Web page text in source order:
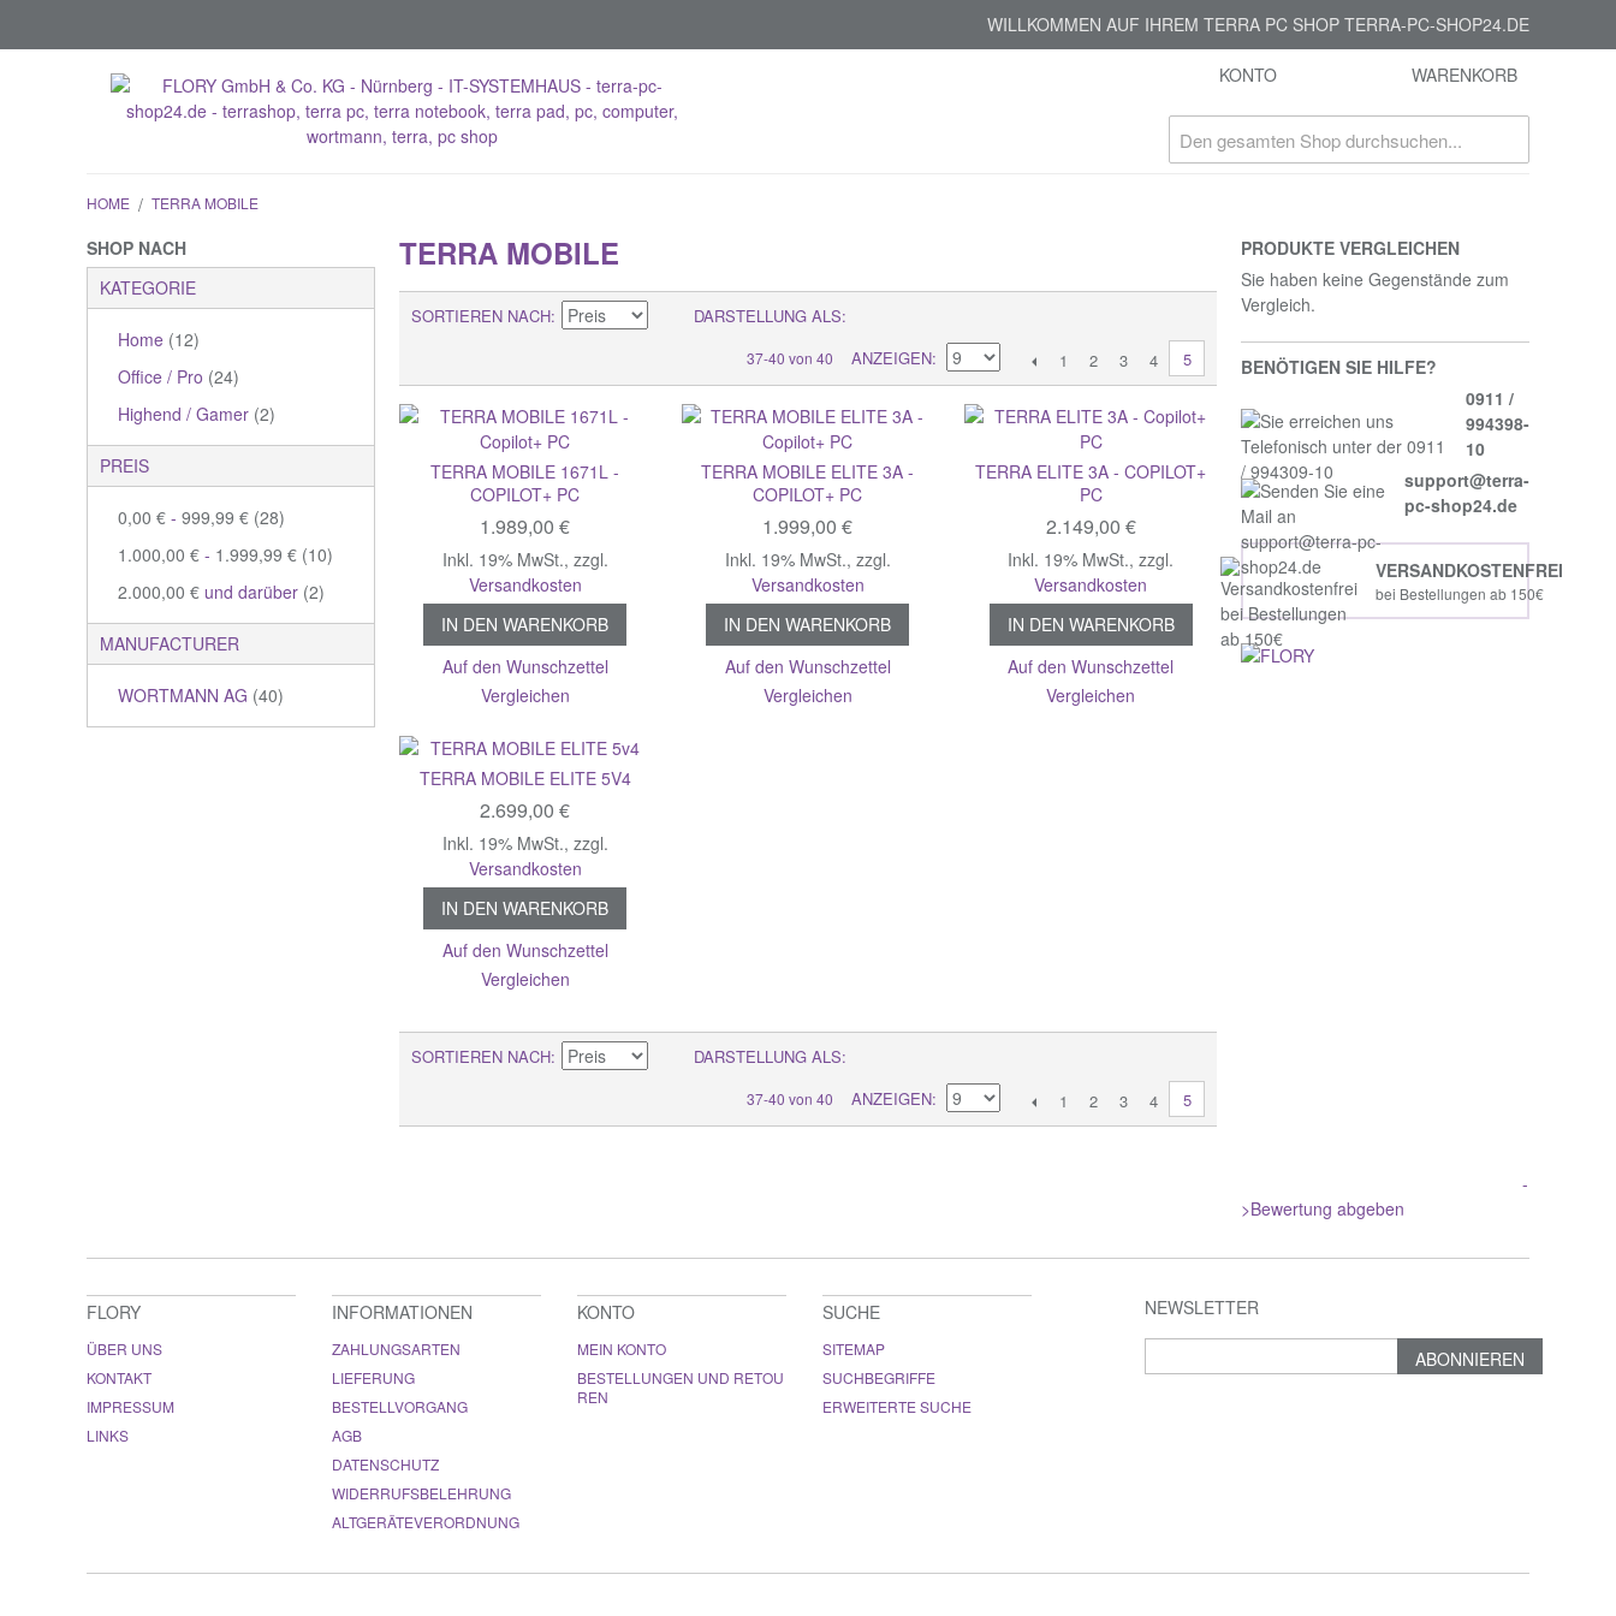
WILLKOMMEN AUF IHREM TERRA PC SHOP TERRA-PC-SHOP24.DE
KONTO WARENKORB
HOME / TERRA MOBILE
SHOP NACH
KATEGORIE
Home (12)
Office / Pro (24)
Highend / Gamer (2)
PREIS
0,00 € - 999,99 € (28)
1.000,00 € - 1.999,99 € (10)
2.000,00 € und darüber (2)
MANUFACTURER
WORTMANN AG (40)
TERRA MOBILE
DARSTELLUNG ALS
SORTIEREN NACH
37-40 von 40 ANZEIGEN 1 2 3 4 5
TERRA MOBILE 1671L -
COPILOT+ PC
1.989,00 €
Inkl. 19% MwSt., zzgl.
Versandkosten
IN DEN WARENKORB
Auf den Wunschzettel
Vergleichen
TERRA MOBILE ELITE 3A -
COPILOT+ PC
1.999,00 €
Inkl. 19% MwSt., zzgl.
Versandkosten
IN DEN WARENKORB
Auf den Wunschzettel
Vergleichen
TERRA ELITE 3A - COPILOT+
PC
2.149,00 €
Inkl. 19% MwSt.,zzgl.
Versandkosten
IN DEN WARENKORB
Auf den Wunschzettel
Vergleichen
TERRA MOBILE ELITE 5V4
2.699,00 €
Inkl. 19% MwSt., zzgl.
Versandkosten
IN DEN WARENKORB
Auf den Wunschzettel
Vergleichen
DARSTELLUNG ALS
SORTIEREN NACH
37-40 von 40 ANZEIGEN 1 2 3 4 5
PRODUKTE VERGLEICHEN
Sie haben keine Gegenstände zum
Vergleich.
BENÖTIGEN SIE HILFE?
0911 /
994398-
10
support@terra-
pc-shop24.de
VERSANDKOSTENFREI
bei Bestellungen ab 150€
-
>Bewertung abgeben
NEWSLETTER
ABONNIEREN
FLORY
ÜBER UNS
KONTAKT
IMPRESSUM
LINKS
INFORMATIONEN
ZAHLUNGSARTEN
LIEFERUNG
BESTELLVORGANG
AGB
DATENSCHUTZ
WIDERRUFSBELEHRUNG
ALTGERÄTEVERORDNUNG
KONTO
MEIN KONTO
BESTELLUNGEN UND RETOU
REN
SUCHE
SITEMAP
SUCHBEGRIFFE
ERWEITERTE SUCHE